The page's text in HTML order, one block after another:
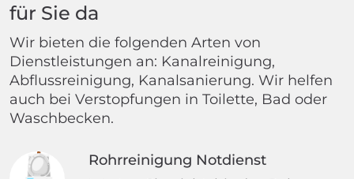
für Sie da
Wir bieten die folgenden Arten von
Dienstleistungen an: Kanalreinigung,
Abflussreinigung, Kanalsanierung. Wir helfen
auch bei Verstopfungen in Toilette, Bad oder
Waschbecken.
Rohrreinigung Notdienst